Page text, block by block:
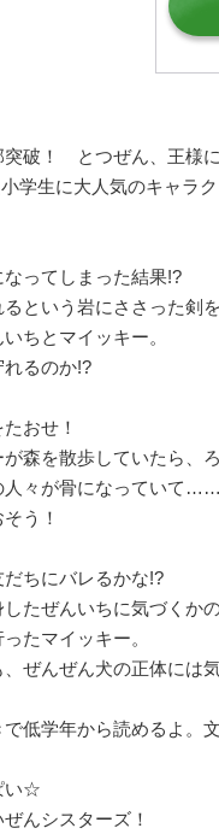
突破！ とつぜん、王様
学生に大人気のキャラ
ってしまった結果!?
という岩にささった剣
ちとマイッキー。
るのか!?
おせ！
森を散歩していたら、
人々が骨になっていて……
う！
ちにバレるかな!?
たぜんいちに気づくか
たマイッキー。
、ぜんぜん犬の正体には
低学年から読めるよ。
い☆
んシスターズ！